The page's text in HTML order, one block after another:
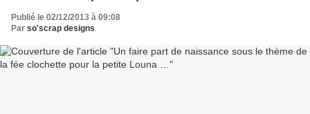
Publié le 02/12/2013 à 09:08
Par so'scrap designs